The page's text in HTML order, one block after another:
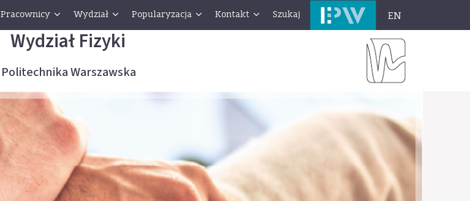
Pracownicy Wydział Popularyzacja Kontakt Szukaj EN
Wydział Fizyki
Politechnika Warszawska